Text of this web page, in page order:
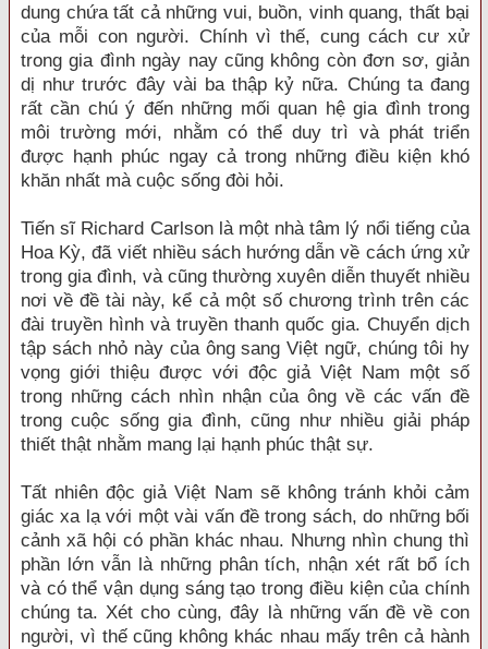
dung chứa tất cả những vui, buồn, vinh quang, thất bại
của mỗi con người. Chính vì thế, cung cách cư xử
trong gia đình ngày nay cũng không còn đơn sơ, giản
dị như trước đây vài ba thập kỷ nữa. Chúng ta đang
rất cần chú ý đến những mối quan hệ gia đình trong
môi trường mới, nhằm có thể duy trì và phát triển
được hạnh phúc ngay cả trong những điều kiện khó
khăn nhất mà cuộc sống đòi hỏi.
Tiến sĩ Richard Carlson là một nhà tâm lý nổi tiếng của
Hoa Kỳ, đã viết nhiều sách hướng dẫn về cách ứng xử
trong gia đình, và cũng thường xuyên diễn thuyết nhiều
nơi về đề tài này, kể cả một số chương trình trên các
đài truyền hình và truyền thanh quốc gia. Chuyển dịch
tập sách nhỏ này của ông sang Việt ngữ, chúng tôi hy
vọng giới thiệu được với độc giả Việt Nam một số
trong những cách nhìn nhận của ông về các vấn đề
trong cuộc sống gia đình, cũng như nhiều giải pháp
thiết thật nhằm mang lại hạnh phúc thật sự.
Tất nhiên độc giả Việt Nam sẽ không tránh khỏi cảm
giác xa lạ với một vài vấn đề trong sách, do những bối
cảnh xã hội có phần khác nhau. Nhưng nhìn chung thì
phần lớn vẫn là những phân tích, nhận xét rất bổ ích
và có thể vận dụng sáng tạo trong điều kiện của chính
chúng ta. Xét cho cùng, đây là những vấn đề về con
người, vì thế cũng không khác nhau mấy trên cả hành